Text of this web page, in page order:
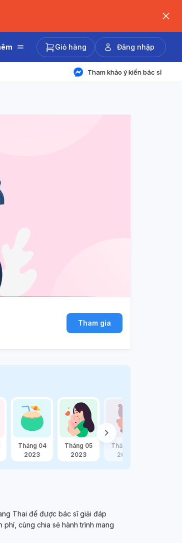
Giỏ hàng Đăng nhập
Tham khảo ý kiến bác sĩ
Tham gia
Tháng 04
2023
Tháng 05
2023
Tháng 06
2023
Thai để được bác sĩ giải đáp
phí, cùng chia sẻ hành trình mang